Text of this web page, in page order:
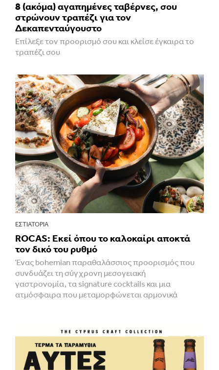
8 (ακόμα) αγαπημένες ταβέρνες, σου
στρώνουν τραπέζι για τον
Δεκαπενταύγουστο
Επίλεξε τον προορισμό σου και κλείσε έγκαιρα το
τραπέζι σου
ΕΣΤΙΑΤΌΡΙΑ
ROCAS: Εκεί όπου το καλοκαίρι αποκτά
τον δικό του ρυθμό
Ένας bohemian παραθαλάσσιος προορισμός που
συνδυάζει τη σύγχρονη μεσογειακή
γαστρονομία, τα signature cocktails και μια
ατμόσφαιρα που μεταμορφώνεται αρμονικά